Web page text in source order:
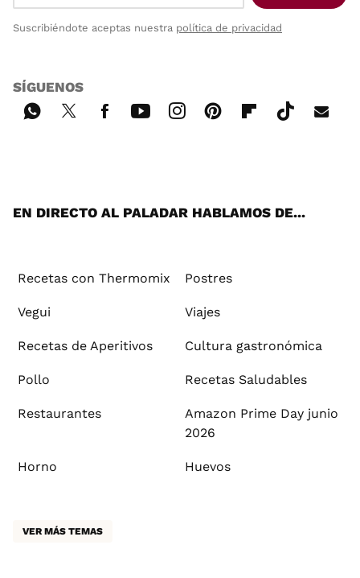
Suscribiéndote aceptas nuestra política de privacidad
SÍGUENOS
EN DIRECTO AL PALADAR HABLAMOS DE...
Recetas con Thermomix Postres
Vegui Viajes
Recetas de Aperitivos Cultura gastronómica
Pollo Recetas Saludables
Restaurantes
Amazon Prime Day junio
2026
Horno Huevos
VER MÁS TEMAS